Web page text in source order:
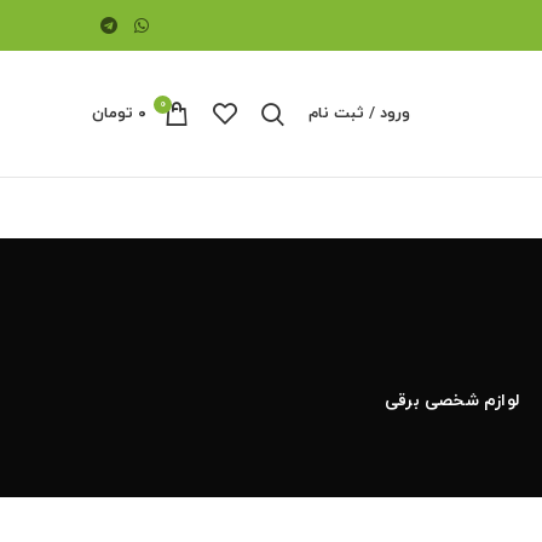
ورود / ثبت نام 0 ۰ تومان
لوازم شخصی برقی